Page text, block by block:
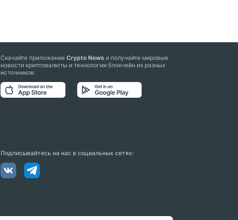
Скачайте приложениеCrypto News и получайте мировые
новости криптовалюты и технологии блокчейн из разных
источников:
Подписывайтесь на нас в социальных сетях: